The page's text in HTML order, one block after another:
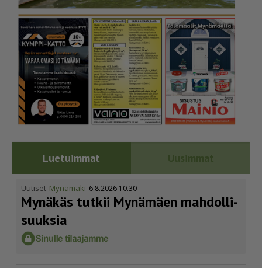
Luetuimmat Uusimmat
Uutiset Mynämäki 6.8.2026 10.30
Mynäkäs tutkii Mynämäen mahdol­li­
suuksia